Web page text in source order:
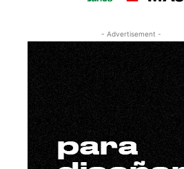
- Advertisement -